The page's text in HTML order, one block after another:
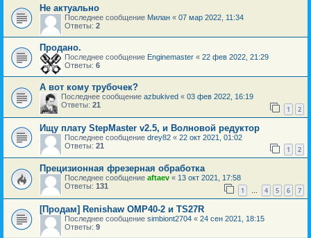
Не актуально
Последнее сообщение Милан « 07 мар 2022, 11:34
Ответы: 2
Продано.
Последнее сообщение Enginemaster « 22 фев 2022, 21:29
Ответы: 6
А вот кому трубочек?
Последнее сообщение azbukived « 03 фев 2022, 16:19
Ответы: 21 1 2
Ищу плату StepMaster v2.5, и Волновой редуктор
Последнее сообщение drey82 « 22 окт 2021, 01:02
Ответы: 21 1 2
Прецизионная фрезерная обработка
Последнее сообщение aftaev « 13 окт 2021, 17:58
Ответы: 131 1 … 4 5 6 7
[Продам] Renishaw OMP40-2 и TS27R
Последнее сообщение simbiont2704 « 24 сен 2021, 18:15
Ответы: 9